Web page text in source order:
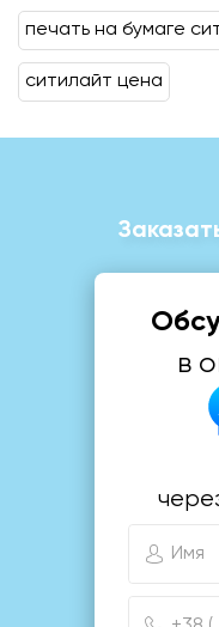
печать на бумаге
ситилайт цена
в